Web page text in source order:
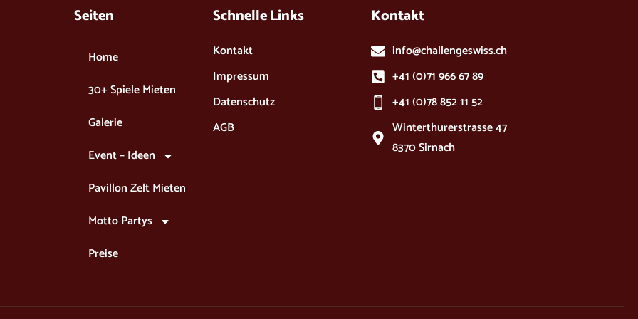
Seiten
Home
30+ Spiele Mieten
Galerie
Event – Ideen
Pavillon Zelt Mieten
Motto Partys
Preise
Schnelle Links​
Kontakt
Impressum
Datenschutz
AGB
Kontakt
info@challengeswiss.ch
+41 (0)71 966 67 89
+41 (0)78 852 11 52
Winterthurerstrasse 47
8370 Sirnach